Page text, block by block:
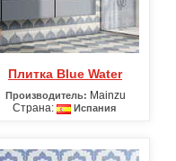
Плитка Blue Water
Производитель: Mainzu
Страна:
Испания